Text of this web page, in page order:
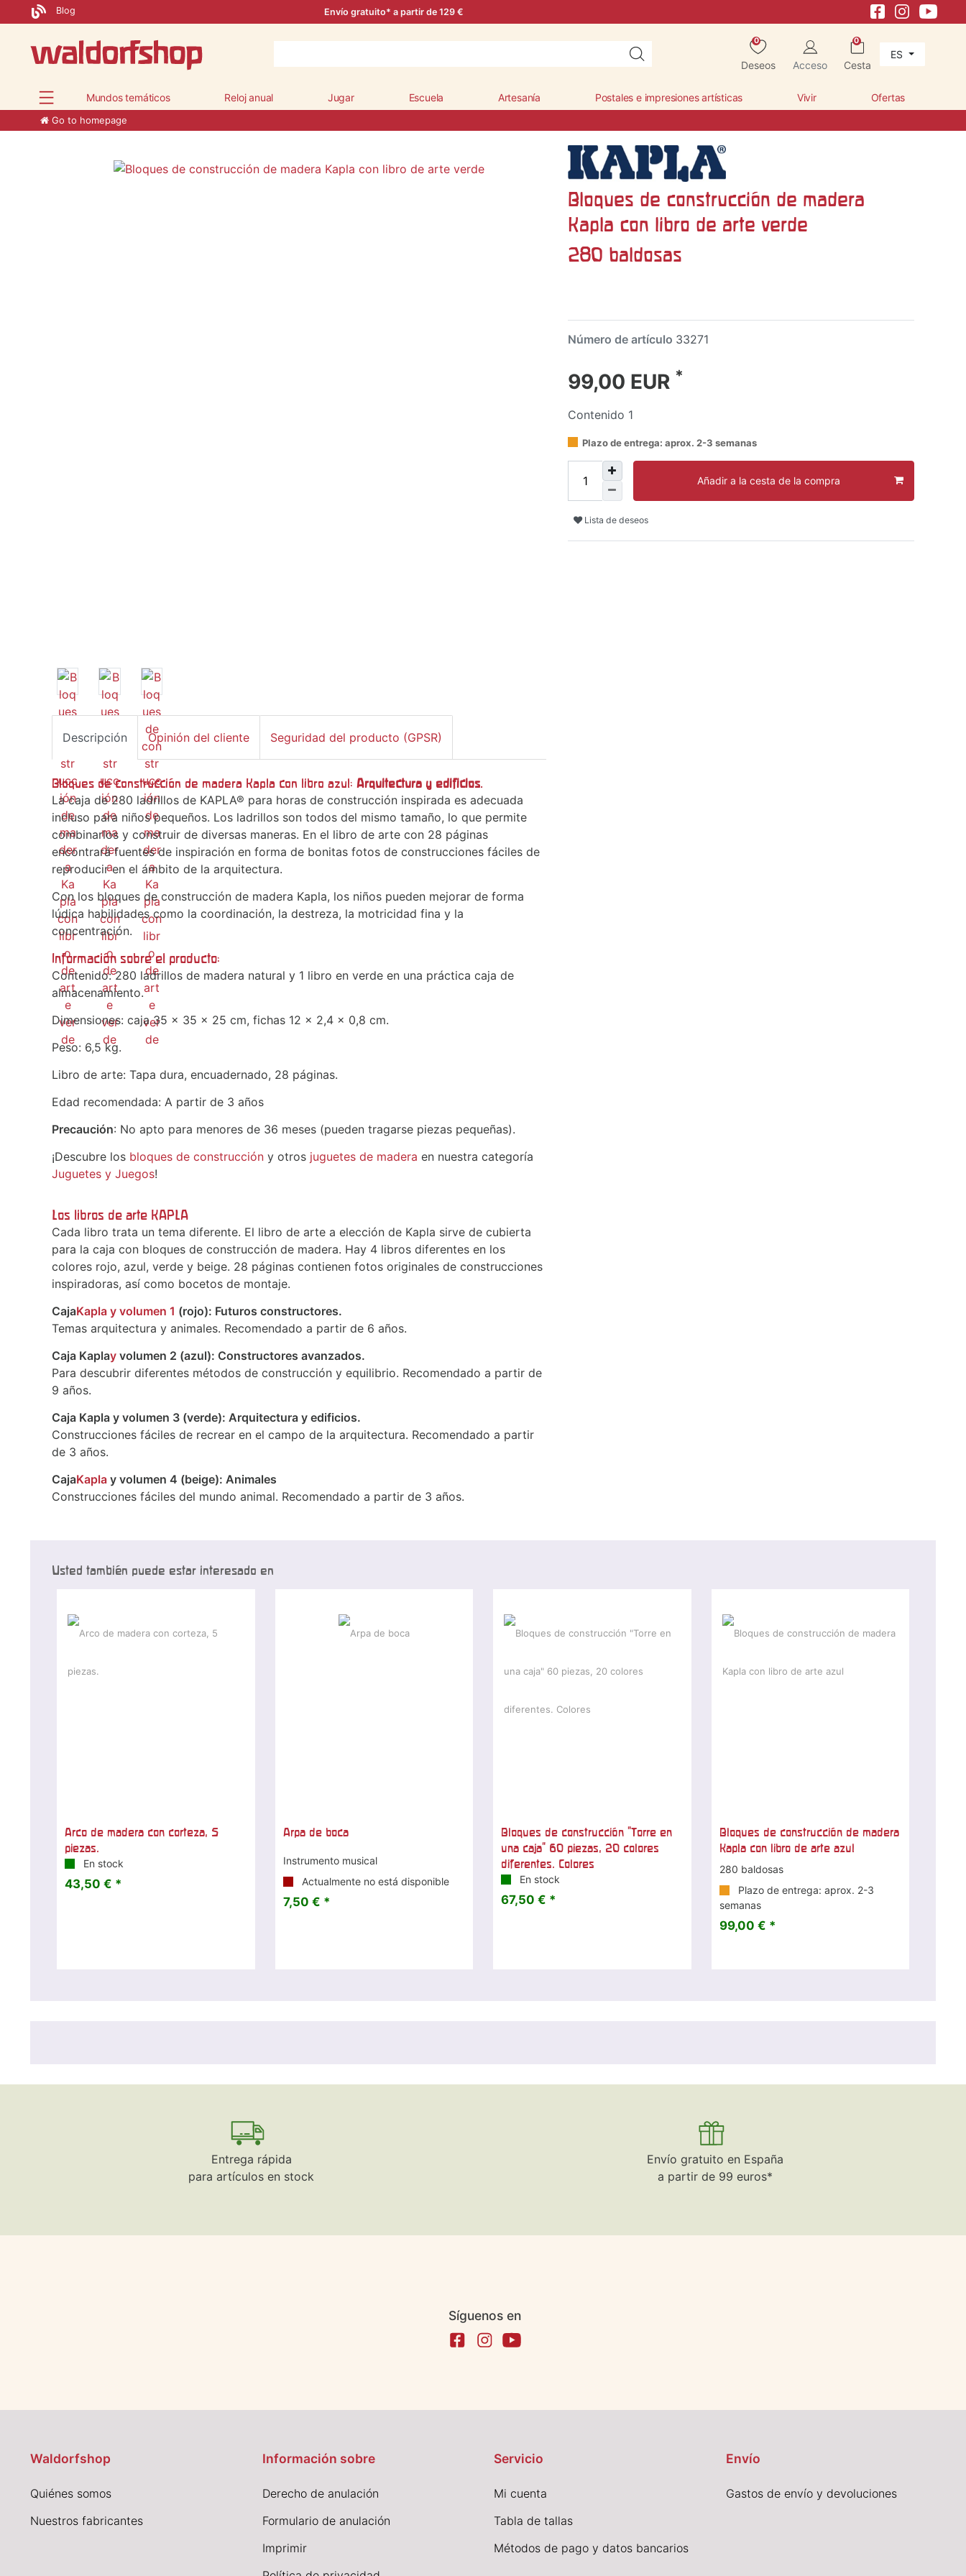
Blog Envío gratuito* a partir de 129 €
0
Deseos Acceso
0
Cesta
ES
Mundos temáticos Reloj anual Jugar Escuela Artesanía Postales e impresiones artísticas Vivir Ofertas
Go to homepage
Bloques de construcción de madera
Kapla con libro de arte verde
280 baldosas
Número de artículo 33271
99,00 EUR *
Contenido 1
Plazo de entrega: aprox. 2-3 semanas
Añadir a la cesta de la compra
Lista de deseos
Descripción Opinión del cliente Seguridad del producto (GPSR)
Bloques de construcción de madera Kapla con libro azul: Arquitectura y edificios.
La caja de 280 ladrillos de KAPLA® para horas de construcción inspirada es adecuada
incluso para niños pequeños. Los ladrillos son todos del mismo tamaño, lo que permite
combinarlos y construir de diversas maneras. En el libro de arte con 28 páginas
encontrará fuentes de inspiración en forma de bonitas fotos de construcciones fáciles de
reproducir en el ámbito de la arquitectura.
Con los bloques de construcción de madera Kapla, los niños pueden mejorar de forma
lúdica habilidades como la coordinación, la destreza, la motricidad fina y la
concentración.
Información sobre el producto:
Contenido: 280 ladrillos de madera natural y 1 libro en verde en una práctica caja de
almacenamiento.
Dimensiones: caja 35 x 35 x 25 cm, fichas 12 x 2,4 x 0,8 cm.
Peso: 6,5 kg.
Libro de arte: Tapa dura, encuadernado, 28 páginas.
Edad recomendada: A partir de 3 años
Precaución: No apto para menores de 36 meses (pueden tragarse piezas pequeñas).
¡Descubre los bloques de construcción y otros juguetes de madera en nuestra categoría
Juguetes y Juegos!
Los libros de arte KAPLA
Cada libro trata un tema diferente. El libro de arte a elección de Kapla sirve de cubierta
para la caja con bloques de construcción de madera. Hay 4 libros diferentes en los
colores rojo, azul, verde y beige. 28 páginas contienen fotos originales de construcciones
inspiradoras, así como bocetos de montaje.
CajaKapla y volumen 1 (rojo): Futuros constructores.
Temas arquitectura y animales. Recomendado a partir de 6 años.
Caja Kaplay volumen 2 (azul): Constructores avanzados.
Para descubrir diferentes métodos de construcción y equilibrio. Recomendado a partir de
9 años.
Caja Kapla y volumen 3 (verde): Arquitectura y edificios.
Construcciones fáciles de recrear en el campo de la arquitectura. Recomendado a partir
de 3 años.
CajaKapla y volumen 4 (beige): Animales
Construcciones fáciles del mundo animal. Recomendado a partir de 3 años.
Usted también puede estar interesado en
Arco de madera con corteza, 5
piezas.
En stock
43,50 € *
Arpa de boca
Instrumento musical
Actualmente no está disponible
7,50 € *
Bloques de construcción "Torre en
una caja" 60 piezas, 20 colores
diferentes. Colores
En stock
67,50 € *
Bloques de construcción de madera
Kapla con libro de arte azul
280 baldosas
Plazo de entrega: aprox. 2-3
semanas
99,00 € *
Entrega rápida
para artículos en stock
Envío gratuito en España
a partir de 99 euros*
Síguenos en
Waldorfshop
Quiénes somos
Nuestros fabricantes
Información sobre
Derecho de anulación
Formulario de anulación
Imprimir
Servicio
Mi cuenta
Tabla de tallas
Métodos de pago y datos bancarios
Envío
Gastos de envío y devoluciones